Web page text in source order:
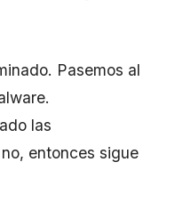
Pasemos al
las
entonces sigue